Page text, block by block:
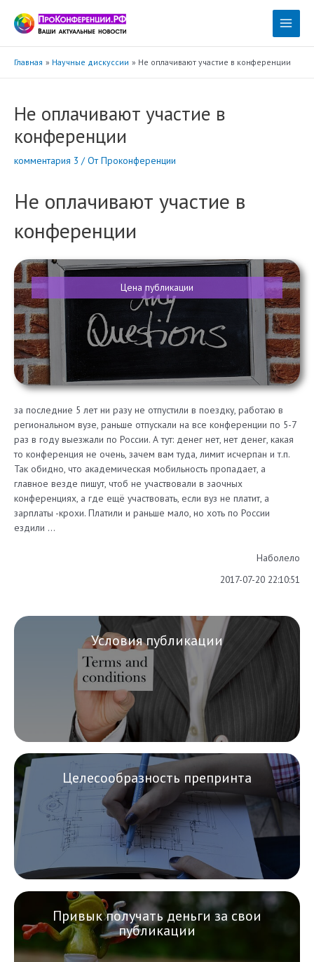
содержимому
Main
Menu
Главная Научные дискуссии Не оплачивают участие в конференции
Не оплачивают участие в
конференции
комментария 3 / ОтПроконференции
Не оплачивают участие в
конференции
Цена публикации
за последние 5 лет ни разу не отпустили в поездку, работаю в
региональном вузе, раньше отпускали на все конференции по 5-7
раз в году выезжали по России. А тут: денег нет, нет денег, какая
то конференция не очень, зачем вам туда, лимит исчерпан и т.п.
Так обидно, что академическая мобильность пропадает, а
главное везде пишут, чтоб не участвовали в заочных
конференциях, а где ещё участвовать, если вуз не платит, а
зарплаты -крохи. Платили и раньше мало, но хоть по России
ездили …
Наболело
2017-07-20 22:10:51
Условия публикации
Целесообразность препринта
Привык получать деньги за свои
публикации